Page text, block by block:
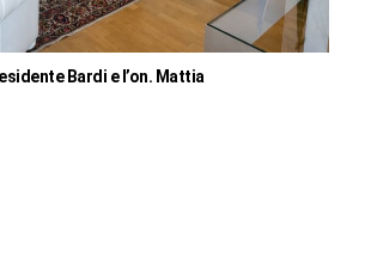
Bardi e l’on. Mattia